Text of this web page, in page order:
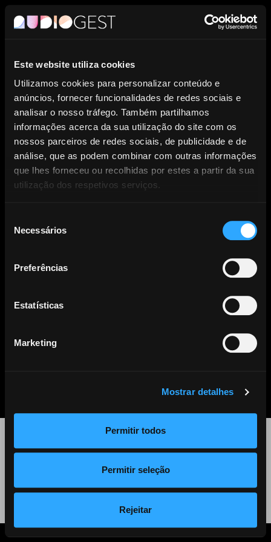
Este website utiliza cookies
Utilizamos cookies para personalizar conteúdo e
anúncios, fornecer funcionalidades de redes sociais e
analisar o nosso tráfego. Também partilhamos
informações acerca da sua utilização do site com os
nossos parceiros de redes sociais, de publicidade e de
análise, que as podem combinar com outras informações
que lhes forneceu ou recolhidas por estes a partir da sua
utilização dos respetivos serviços.
Necessários
Preferências
Estatísticas
Marketing
Mostrar detalhes
Permitir todos
Permitir seleção
Rejeitar
PT
Entidade de Gestão Coletiva de
Direitos dos Produtores
Fonográficos.
NOTÍCIAS
para ver
PARTILHAR
Política de Privacidade